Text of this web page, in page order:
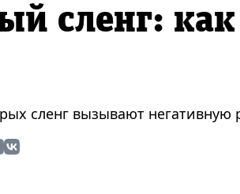
сленг: как
сленг вызывают негативную